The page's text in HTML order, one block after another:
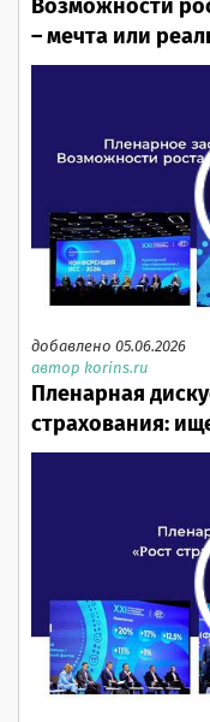
– мечта или
добавлено 05.06.2026
автор korins.ru
Пленарная
страхования: